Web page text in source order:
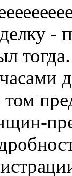
-
тогда.